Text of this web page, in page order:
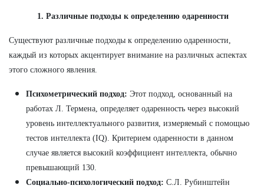
1. Различные подходы к определению одаренности
Существуют различные подходы к определению одаренности,
каждый из которых акцентирует внимание на различных аспектах
этого сложного явления.
Психометрический подход: Этот подход, основанный на
работах Л. Термена, определяет одаренность через высокий
уровень интеллектуального развития, измеряемый с помощью
тестов интеллекта (IQ). Критерием одаренности в данном
случае является высокий коэффициент интеллекта, обычно
превышающий 130.
Социально-психологический подход: С.Л. Рубинштейн